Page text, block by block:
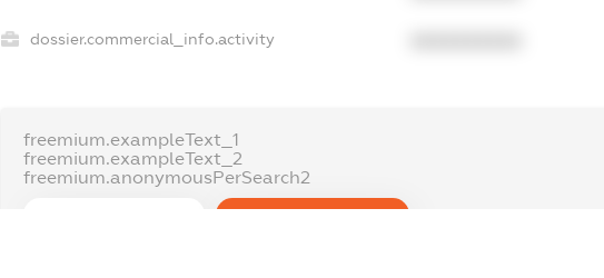
dossier.commercial_info.activity
freemium.exampleText_1
freemium.exampleText_2
freemium.anonymousPerSearch2
FREEMIUM.REGISTER